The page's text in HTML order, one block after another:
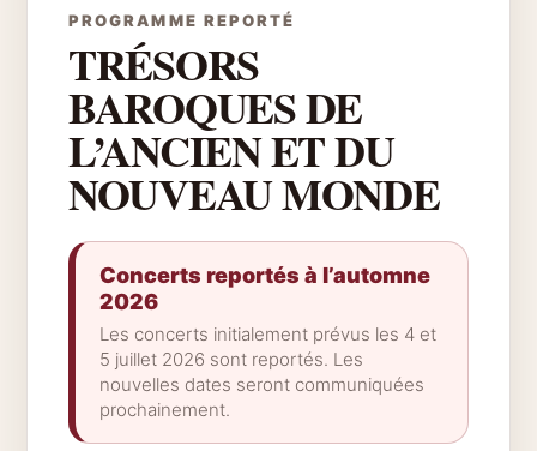
PROGRAMME REPORTÉ
TRÉSORS
BAROQUES DE
L’ANCIEN ET DU
NOUVEAU MONDE
Concerts reportés à l’automne
2026
Les concerts initialement prévus les 4 et
5 juillet 2026 sont reportés. Les
nouvelles dates seront communiquées
prochainement.